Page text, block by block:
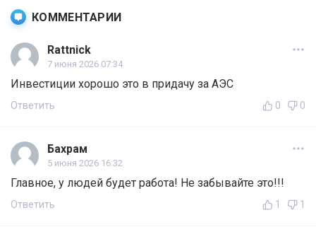
КОММЕНТАРИИ
Rattnick
7 июня 2026 07:34
Инвестиции хорошо это в придачу за АЭС
Ответить 0 0
Бахрам
5 июня 2026 16:32
Главное, у людей будет работа! Не забывайте это!!!
Ответить 1 1